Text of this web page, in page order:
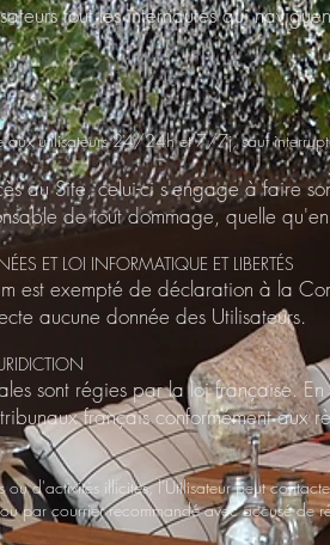
tout les internautes qui
aux utilisateurs 24/24h et 7/7j, sauf
au Site, celui-ci s'engage à faire
de tout dommage, quelle
ET LOI INFORMATIQUE ET LIBERTÉS
est exempté de déclaration à la
aucune donnée des Utilisateurs.
sont régies par la loi française.
français conformément aux
ou d'activités illicites, l'Utilisateur peut
par courrier recommandé avec accusé de